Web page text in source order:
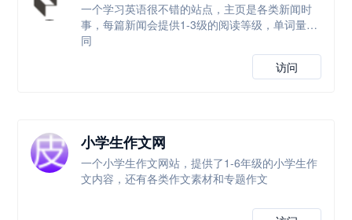
一个学习英语很不错的站点，主页是各类新闻时
事，每篇新闻会提供1-3级的阅读等级，单词量不
同
访问
小学生作文网
一个小学生作文网站，提供了1-6年级的小学生作
文内容，还有各类作文素材和专题作文